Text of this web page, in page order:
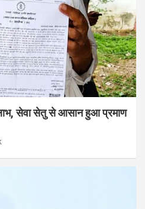
सेवा सेतु से आसान हुआ प्रमाण